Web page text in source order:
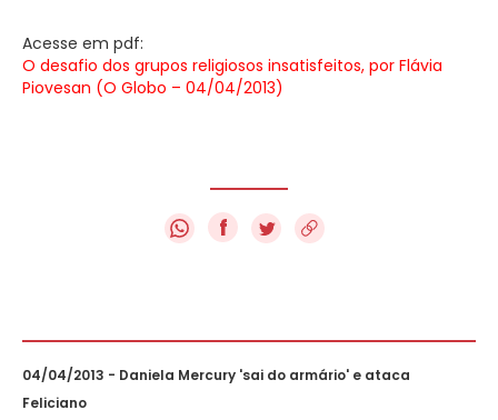
Acesse em pdf:
O desafio dos grupos religiosos insatisfeitos, por Flávia
Piovesan (O Globo – 04/04/2013)
f
04/04/2013 - Daniela Mercury 'sai do armário' e ataca
Feliciano